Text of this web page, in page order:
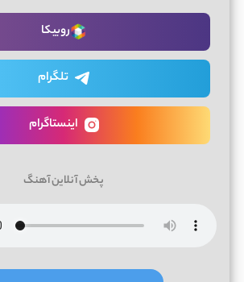
روبیکا
تلگرام
اینستاگرام
پخش آنلاین آهنگ